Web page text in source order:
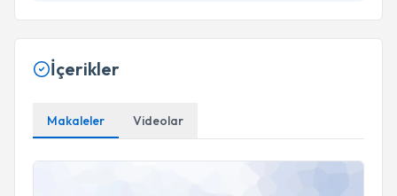
İçerikler
Makaleler Videolar